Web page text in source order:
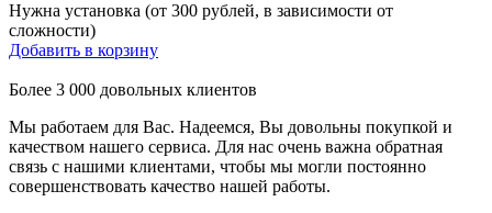
Нужна установка (от 300 рублей, в зависимости от
сложности)
Добавить в корзину
Более 3 000 довольных клиентов
Мы работаем для Вас. Надеемся, Вы довольны покупкой и
качеством нашего сервиса. Для нас очень важна обратная
связь с нашими клиентами, чтобы мы могли постоянно
совершенствовать качество нашей работы.